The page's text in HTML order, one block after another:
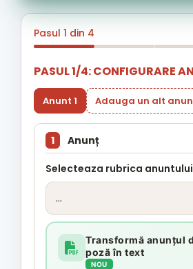
Pasul 1 din 4
PASUL 1/4: CONFIGURARE
Anunt 1 Adauga un alt
1 Anunț
Selecteaza rubrica
Transformă anunțul
poză în text
NOU